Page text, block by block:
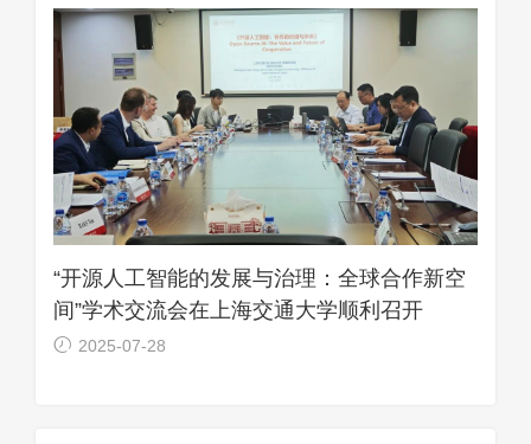
“开源人工智能的发展与治理：全球合作新空
间”学术交流会在上海交通大学顺利召开
2025-07-28